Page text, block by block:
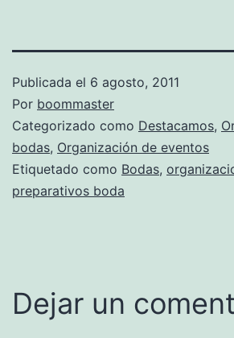
Publicada el 6 agosto, 2011
Por boommaster
Categorizado como Destacamos,
bodas, Organización de eventos
Etiquetado como Bodas,
preparativos boda
Dejar un